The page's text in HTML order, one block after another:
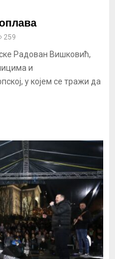
259
Радован Вишковић,
и
у којем се тражи да